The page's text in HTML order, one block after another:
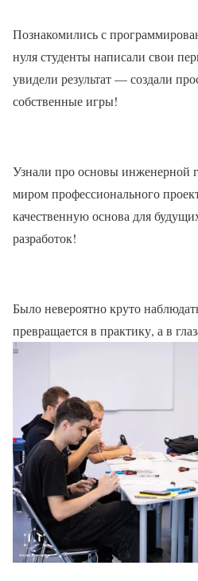
Познакомились с
нуля студенты написали свои
увидели результат — создали
собственные игры!
Узнали про основы инженерной
миром профессионального
качественную основа для
разработок!
Было невероятно круто
превращается в практику, а в